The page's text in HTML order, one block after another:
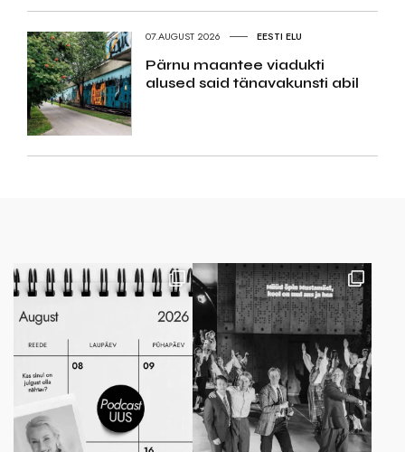
07.AUGUST 2026 EESTI ELU
Pärnu maantee viadukti
alused said tänavakunsti abil